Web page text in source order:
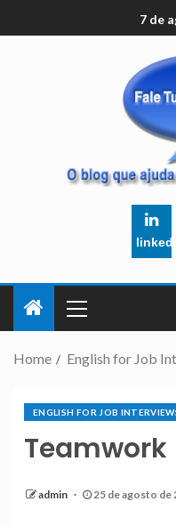
7 de
Home English for Job
ENGLISH FOR JOB
Teamwork
admin 25 de agosto de